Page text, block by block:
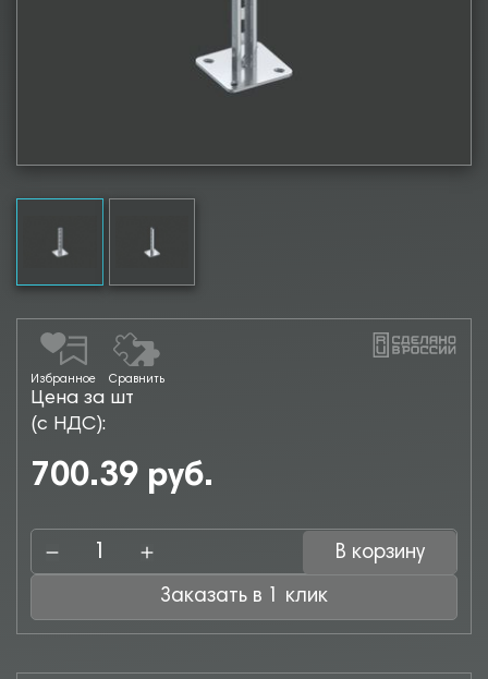
Избранное Сравнить
Цена за шт
(с НДС):
700.39 руб.
В корзину
Заказать в 1 клик